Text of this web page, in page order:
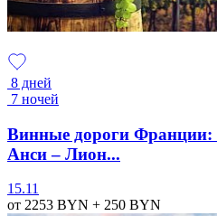
8 дней
7 ночей
Винные дороги
Анси – Лион...
15.11
от 2253 BYN + 250 BYN